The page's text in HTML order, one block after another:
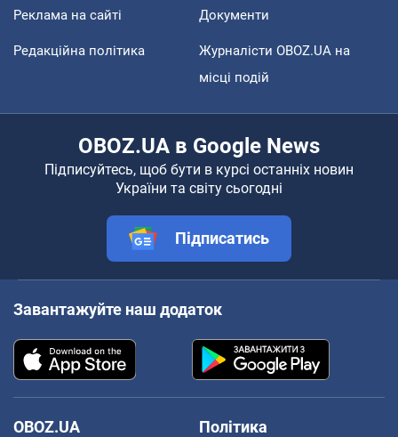
Реклама на сайті Документи
Редакційна політика
Журналісти OBOZ.UA на
місці подій
OBOZ.UA в Google News
Підписуйтесь, щоб бути в курсі останніх новин
України та світу сьогодні
Підписатись
Завантажуйте наш додаток
OBOZ.UA
Політика